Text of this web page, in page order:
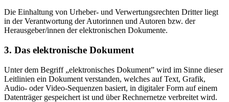
Die Einhaltung von Urheber- und Verwertungsrechten Dritter liegt
in der Verantwortung der Autorinnen und Autoren bzw. der
Herausgeber/innen der elektronischen Dokumente.
3. Das elektronische Dokument
Unter dem Begriff „elektronisches Dokument” wird im Sinne dieser
Leitlinien ein Dokument verstanden, welches auf Text, Grafik,
Audio- oder Video-Sequenzen basiert, in digitaler Form auf einem
Datenträger gespeichert ist und über Rechnernetze verbreitet wird.